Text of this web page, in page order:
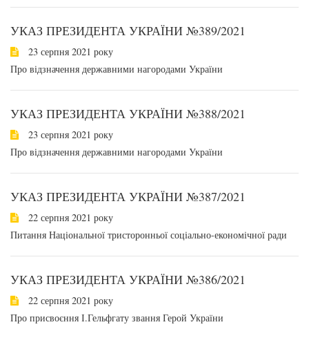
УКАЗ ПРЕЗИДЕНТА УКРАЇНИ №389/2021
23 серпня 2021 року
Про відзначення державними нагородами України
УКАЗ ПРЕЗИДЕНТА УКРАЇНИ №388/2021
23 серпня 2021 року
Про відзначення державними нагородами України
УКАЗ ПРЕЗИДЕНТА УКРАЇНИ №387/2021
22 серпня 2021 року
Питання Національної тристоронньої соціально-економічної ради
УКАЗ ПРЕЗИДЕНТА УКРАЇНИ №386/2021
22 серпня 2021 року
Про присвоєння І.Гельфгату звання Герой України